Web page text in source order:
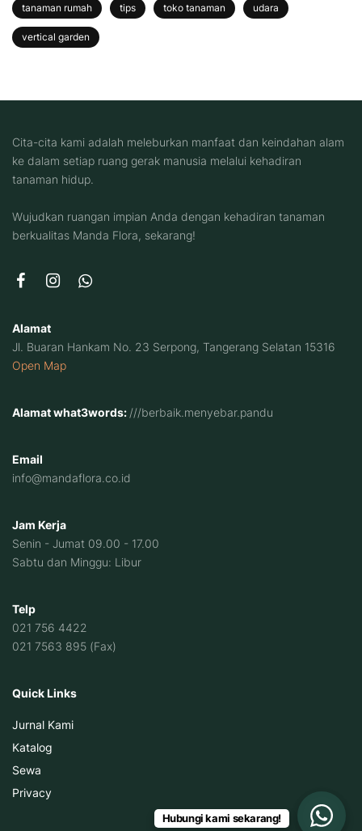
tanaman rumah tips toko tanaman udara
vertical garden
Cita-cita kami adalah meleburkan manfaat dan keindahan alam
ke dalam setiap ruang gerak manusia melalui kehadiran
tanaman hidup.
Wujudkan ruangan impian Anda dengan kehadiran tanaman
berkualitas Manda Flora, sekarang!
Alamat
Jl. Buaran Hankam No. 23 Serpong, Tangerang Selatan 15316
Open Map
Alamat what3words: ///berbaik.menyebar.pandu
Email
info@mandaflora.co.id
Jam Kerja
Senin - Jumat 09.00 - 17.00
Sabtu dan Minggu: Libur
Telp
021 756 4422
021 7563 895 (Fax)
Quick Links
Jurnal Kami
Katalog
Sewa
Privacy
Hubungi kami sekarang!